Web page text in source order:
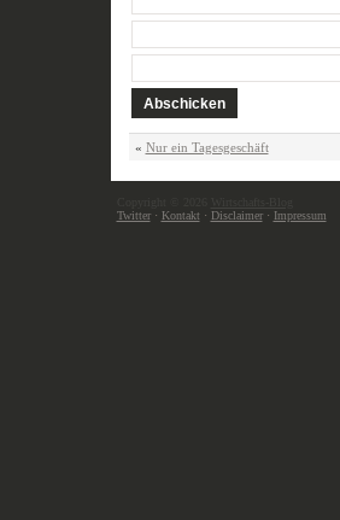
« Nur ein Tagesgeschäft
Twitter· Kontakt · Disclaimer· Impressum